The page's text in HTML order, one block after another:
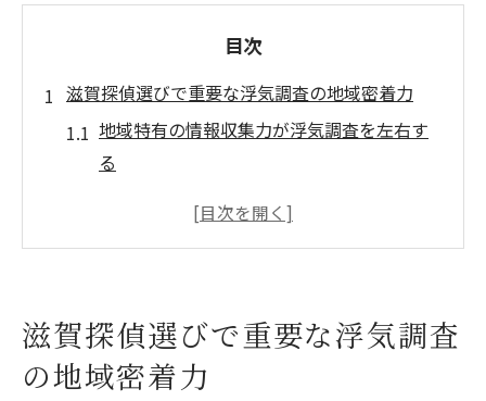
目次
滋賀探偵選びで重要な浮気調査の地域密着力
地域特有の情報収集力が浮気調査を左右す
る
滋賀の地理に精通した探偵事務所を選ぶ理
滋賀県内の浮気調査で必要な地域情報の活
用法
滋賀探偵選びで重要な浮気調査
の地域密着力